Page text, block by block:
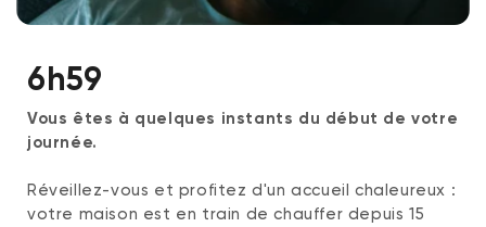
6h59
Vous êtes à quelques instants du début de votre
journée.
Réveillez-vous et profitez d'un accueil chaleureux :
votre maison est en train de chauffer depuis 15